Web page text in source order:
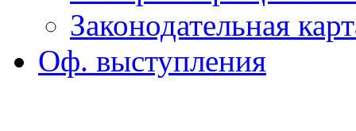
Законодательная
Оф. выступления